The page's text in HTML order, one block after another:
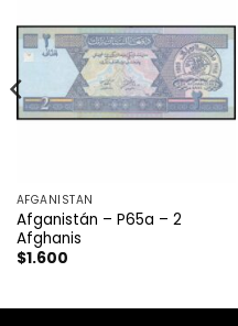
AFGANISTAN
Afganistán – P65a – 2
Afghanis
$1.600